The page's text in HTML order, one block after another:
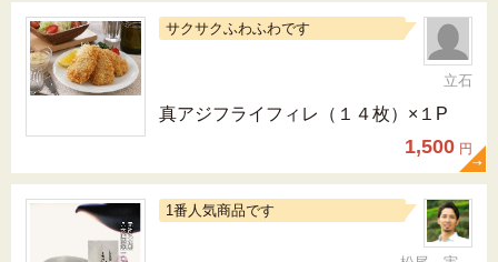
サクサクふわふわです
立石
真アジフライフィレ（１４枚）×１P
1,500 円
1番人気商品です